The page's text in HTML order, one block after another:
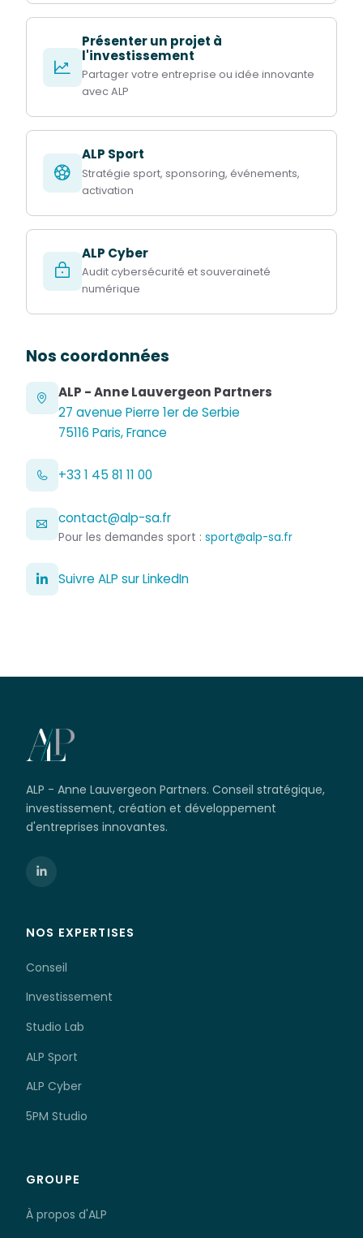
Présenter un projet à
l'investissement
Partager votre entreprise ou idée innovante
avec ALP
ALP Sport
Stratégie sport, sponsoring, événements,
activation
ALP Cyber
Audit cybersécurité et souveraineté
numérique
Nos coordonnées
ALP - Anne Lauvergeon Partners
27 avenue Pierre 1er de Serbie
75116 Paris, France
+33 1 45 81 11 00
contact@alp-sa.fr
Pour les demandes sport : sport@alp-sa.fr
Suivre ALP sur LinkedIn
ALP - Anne Lauvergeon Partners. Conseil stratégique,
investissement, création et développement
d'entreprises innovantes.
NOS EXPERTISES
Conseil
Investissement
Studio Lab
ALP Sport
ALP Cyber
5PM Studio
GROUPE
À propos d'ALP